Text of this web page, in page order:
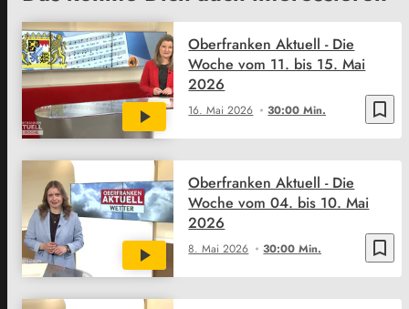
bookmark_border
16. Mai 2026 30:00 Min.
Oberfranken Aktuell - Die
Woche vom 11. bis 15. Mai
2026
bookmark_border
8. Mai 2026 30:00 Min.
Oberfranken Aktuell - Die
Woche vom 04. bis 10. Mai
2026